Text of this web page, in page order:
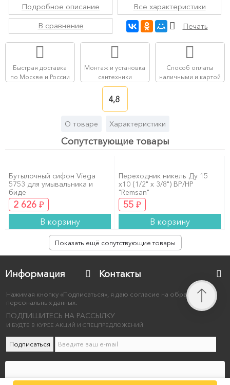
Подробное описание
Все характеристики
В сравнение
Печать
Быстрая доставка
по Москве и России
Монтаж и установка
сантехники
Способ оплаты
наличными и картой
4,8
О товаре Характеристики
Сопутствующие товары
Бутылочный сифон Viega
5753 для умывальника и
биде
2 626 ₽
В корзину
Переходник никель Ду 15
х10 (1/2" х 3/8") ВР/НР
"Remsan"
55 ₽
В корзину
Показать ещё сопутствующие товары
Информация Контакты
Нажимая кнопку «Подписаться», я даю согласие на обработку
персональных данных.
ПОДПИШИТЕСЬ НА РАССЫЛКУ
И БУДТЕ В КУРСЕ АКЦИЙ И СПЕЦПРЕДЛОЖЕНИЙ
Подписаться